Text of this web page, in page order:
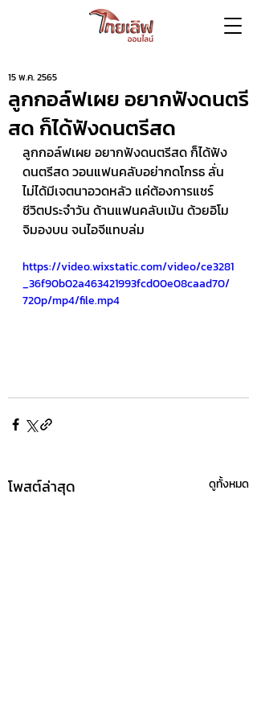
ลูกกอล์ฟเผย อยากฟังดนตรี
สด ก็ได้ฟังดนตรีสด
15 พ.ค. 2565
ลูกกอล์ฟเผย อยากฟังดนตรีสด ก็ได้ฟัง
ดนตรีสด วอนแฟนคลับอย่ากดโกรธ ลั่น
ไม่ได้มีเจตนาอวดหลัว แค่ต้องการแชร์
ชีวิตประจำวัน ด้านแฟนคลับเม้น ด้วยอิโม
จิมองบน จนไอจีแทบล่ม
https://video.wixstatic.com/video/ce3281
_36f90b02a463421993fcd00e08caad70/
720p/mp4/file.mp4
โพสต์ล่าสุด ดูทั้งหมด